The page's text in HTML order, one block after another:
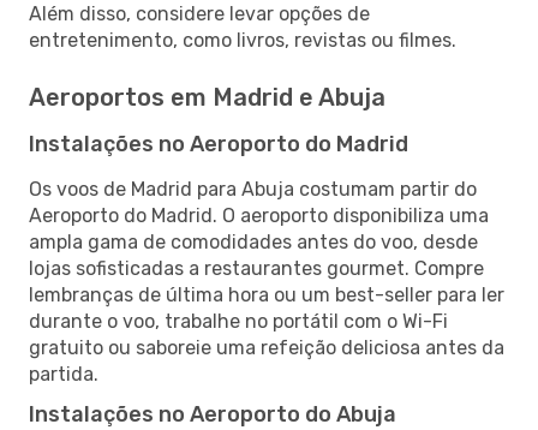
Além disso, considere levar opções de
entretenimento, como livros, revistas ou filmes.
Aeroportos em Madrid e Abuja
Instalações no Aeroporto do Madrid
Os voos de Madrid para Abuja costumam partir do
Aeroporto do Madrid. O aeroporto disponibiliza uma
ampla gama de comodidades antes do voo, desde
lojas sofisticadas a restaurantes gourmet. Compre
lembranças de última hora ou um best-seller para ler
durante o voo, trabalhe no portátil com o Wi-Fi
gratuito ou saboreie uma refeição deliciosa antes da
partida.
Instalações no Aeroporto do Abuja